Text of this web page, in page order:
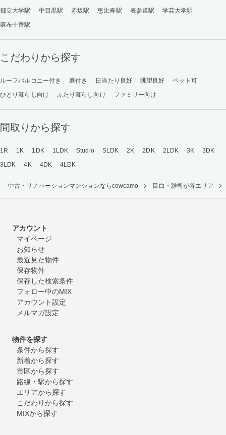
都立大学駅
中目黒駅 赤坂駅 恵比寿駅 表参道駅
学芸大学駅
麻布十番駅
こだわりから探す
ルーフバルコニー付き 庭付き 日当たり良好 眺望良好
ペット可
ひとり暮らし向け
ふたり暮らし向け ファミリー向け
間取りから探す
1R 1K 1DK 1LDK Studio SLDK 2K 2DK 2LDK 3K
3DK
3LDK
4K 4DK 4LDK
中古・リノベーションマンションならcowcamo 目白・雑司が谷エリア
アカウント
マイページ
お知らせ
最近見た物件
保存物件
保存した検索条件
フォロー中のMIX
アカウント設定
メルマガ設定
物件を探す
条件から探す
新着から探す
市区から探す
路線・駅から探す
エリアから探す
こだわりから探す
MIXから探す